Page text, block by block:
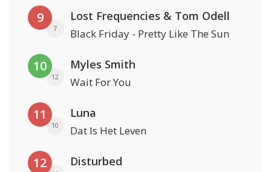
9
7
Lost Frequencies & Tom Odell
Black Friday - Pretty Like The Sun
10
12
Myles Smith
Wait For You
11
10
Luna
Dat Is Het Leven
12 Disturbed